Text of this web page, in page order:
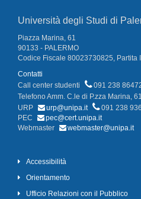
Università degli Studi di
Piazza Marina, 61
90133 - PALERMO
Codice Fiscale 80023730825, Partita
Contatti
Call center studenti
091 238
Telefono Amm. C.le di P.zza Marina, 61
URP
urp@unipa.it
091 238
PEC
pec@cert.unipa.it
Webmaster
webmaster@unipa.it
Accessibilità
Orientamento
Ufficio Relazioni con il Pubblico